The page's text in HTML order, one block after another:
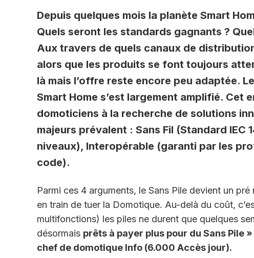
Depuis quelques mois la planète Smart
Quels seront les standards gagnants ?
Aux travers de quels canaux de
alors que les produits se font toujours
là mais l’offre reste encore peu adaptée.
Smart Home s’est largement amplifié. Cet
domoticiens à la recherche de solutions
majeurs prévalent : Sans Fil (Standard IEC
niveaux), Interopérable (garanti par les
code).
Parmi ces 4 arguments, le Sans Pile devient un
en train de tuer la Domotique. Au-delà du coût,
multifonctions) les piles ne durent que quelques
désormais prêts à payer plus pour du Sans Pile
chef de domotique Info (6.000 Accès jour).